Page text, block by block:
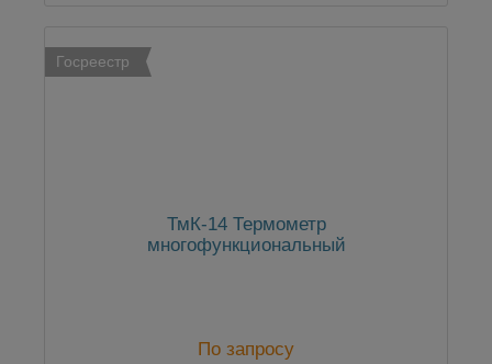
Госреестр
ТмК-14 Термометр
многофункциональный
По запросу